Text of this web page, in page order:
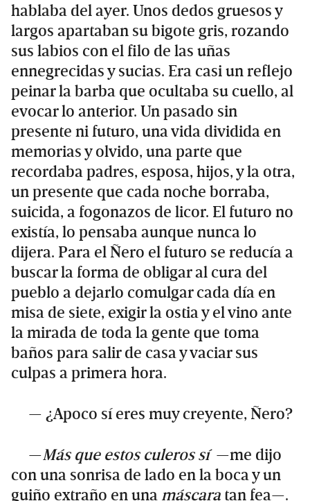
hablaba del ayer. Unos dedos gruesos y
largos apartaban su bigote gris, rozando
sus labios con el filo de las uñas
ennegrecidas y sucias. Era casi un reflejo
peinar la barba que ocultaba su cuello, al
evocar lo anterior. Un pasado sin
presente ni futuro, una vida dividida en
memorias y olvido, una parte que
recordaba padres, esposa, hijos, y la otra,
un presente que cada noche borraba,
suicida, a fogonazos de licor. El futuro no
existía, lo pensaba aunque nunca lo
dijera. Para el Ñero el futuro se reducía a
buscar la forma de obligar al cura del
pueblo a dejarlo comulgar cada día en
misa de siete, exigir la ostia y el vino ante
la mirada de toda la gente que toma
baños para salir de casa y vaciar sus
culpas a primera hora.
— ¿Apoco sí eres muy creyente, Ñero?
—Más que estos culeros sí —me dijo
con una sonrisa de lado en la boca y un
guiño extraño en unamáscara tan fea—.